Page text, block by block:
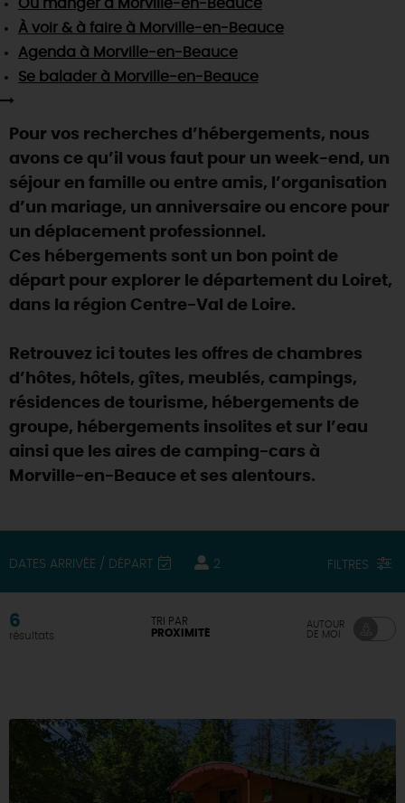
TOUTES LES ACTIVITÉS
Visitesgourmandesetcréatives
Vins etvignobles
Chic,une aire de pique-nique
Par ici lesguinguettes
La Route des Métiers d'Art
TOUT L'ART DE VIVRE
Des vacances auprès des animaux 🐎
(re)Découvrir les coulisses de la Faïencerie de
Gien !
Une saison de festivals 🎉
Rendez-vous de la nature en 2026
Des sorties en famille dans le Loiret !
Programme des animations "Loiret au fil de l'eau"
2026
Où sortir ?
AUJOURD'HUI
DEMAIN
CETTE SEMAINE
SE REPÉRER,SE DÉPLACER
INFOS &SERVICES
Où manger à Morville-en-Beauce
À voir & à faire à Morville-en-Beauce
Agenda à Morville-en-Beauce
Se balader à Morville-en-Beauce
Pour vos recherches d’hébergements, nous
avons ce qu’il vous faut pour un week-end, un
séjour en famille ou entre amis, l’organisation
d’un mariage, un anniversaire ou encore pour
un déplacement professionnel.
Ces hébergements sont un bon point de
départ pour explorer le département du Loiret,
dans la région Centre-Val de Loire.
Retrouvez ici toutes les offres de chambres
d’hôtes, hôtels, gîtes, meublés, campings,
résidences de tourisme, hébergements de
groupe, hébergements insolites et sur l’eau
ainsi que les aires de camping-cars à
Morville-en-Beauce et ses alentours.
DATES ARRIVÉE / DÉPART 2 FILTRES
6
résultats
TRI PAR
PROXIMITÉ
AUTOUR
DE MOI